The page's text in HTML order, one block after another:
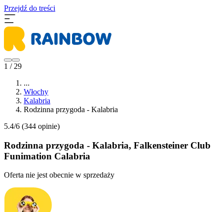
Przejdź do treści
1 / 29
...
Włochy
Kalabria
Rodzinna przygoda - Kalabria
5.4/6 (344 opinie)
Rodzinna przygoda - Kalabria, Falkensteiner Club
Funimation Calabria
Oferta nie jest obecnie w sprzedaży